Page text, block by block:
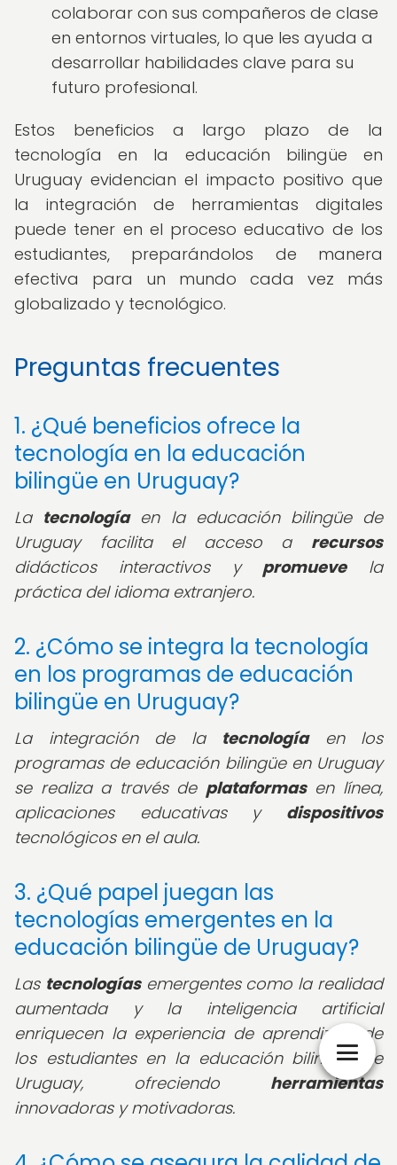
colaborar con sus compañeros de clase
en entornos virtuales, lo que les ayuda a
desarrollar habilidades clave para su
futuro profesional.
Estos beneficios a largo plazo de la
tecnología en la educación bilingüe en
Uruguay evidencian el impacto positivo que
la integración de herramientas digitales
puede tener en el proceso educativo de los
estudiantes, preparándolos de manera
efectiva para un mundo cada vez más
globalizado y tecnológico.
Preguntas frecuentes
1. ¿Qué beneficios ofrece la
tecnología en la educación
bilingüe en Uruguay?
La tecnologíaen la educación bilingüe de
Uruguay facilita el acceso a recursos
didácticos interactivos y promuevela
práctica del idioma extranjero.
2. ¿Cómo se integra la tecnología
en los programas de educación
bilingüe en Uruguay?
La integración de la tecnologíaen los
programas de educación bilingüe en Uruguay
se realiza a través de plataformasen línea,
aplicaciones educativas y dispositivos
tecnológicos en el aula.
3. ¿Qué papel juegan las
tecnologías emergentes en la
educación bilingüe de Uruguay?
Las tecnologíasemergentes como la realidad
aumentada y la inteligencia artificial
enriquecen la experiencia de aprendizaje de
los estudiantes en la educación bilingüe de
Uruguay, ofreciendo herramientas
innovadoras y motivadoras.